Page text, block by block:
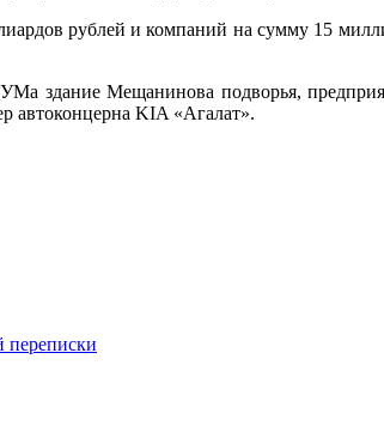
рублей и компаний на сумму 15
Мещанинова подворья,
автоконцерна KIA «Агалат».
переписки